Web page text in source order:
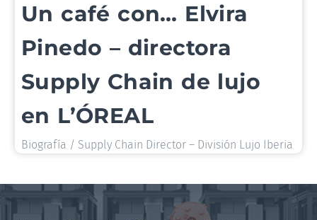
Un café con… Elvira
Pinedo – directora
Supply Chain de lujo
en L’ÓREAL
Biografía / Supply Chain Director – División Lujo Iberia